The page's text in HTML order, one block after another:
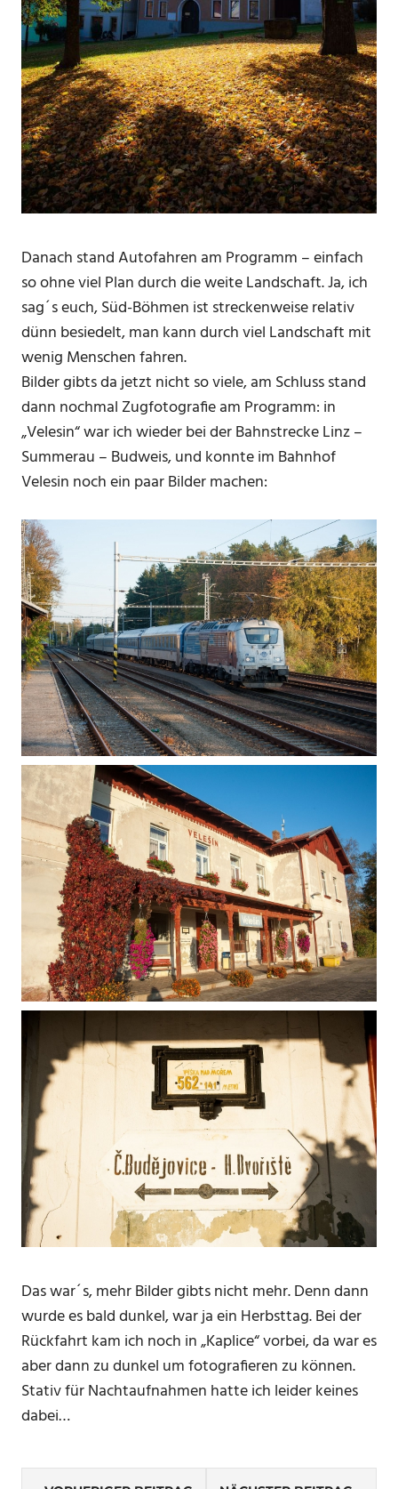
Danach stand Autofahren am Programm – einfach
so ohne viel Plan durch die weite Landschaft. Ja, ich
sag´s euch, Süd-Böhmen ist streckenweise relativ
dünn besiedelt, man kann durch viel Landschaft mit
wenig Menschen fahren.
Bilder gibts da jetzt nicht so viele, am Schluss stand
dann nochmal Zugfotografie am Programm: in
„Velesin“ war ich wieder bei der Bahnstrecke Linz –
Summerau – Budweis, und konnte im Bahnhof
Velesin noch ein paar Bilder machen:
Das war´s, mehr Bilder gibts nicht mehr. Denn dann
wurde es bald dunkel, war ja ein Herbsttag. Bei der
Rückfahrt kam ich noch in „Kaplice“ vorbei, da war es
aber dann zu dunkel um fotografieren zu können.
Stativ für Nachtaufnahmen hatte ich leider keines
dabei…
SCHLAGWÖRTER